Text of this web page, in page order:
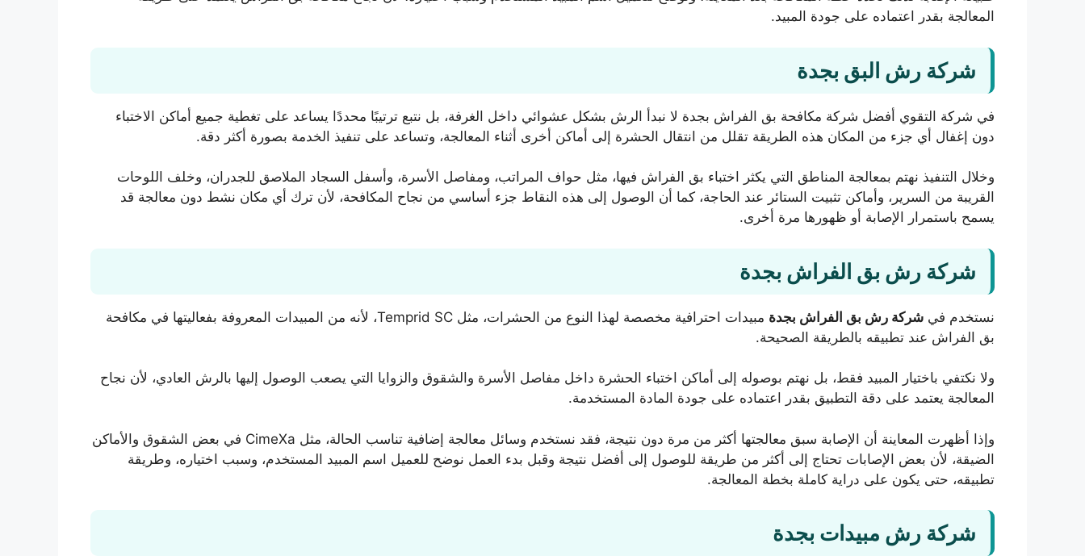
المعالجة بقدر اعتماده على جودة المبيد.
شركة رش البق بجدة
في شركة التقوي أفضل شركة مكافحة بق الفراش بجدة لا نبدأ الرش بشكل عشوائي داخل الغرفة، بل نتبع ترتيبًا محددًا يساعد على تغطية جميع أماكن الاختباء
دون إغفال أي جزء من المكان هذه الطريقة تقلل من انتقال الحشرة إلى أماكن أخرى أثناء المعالجة، وتساعد على تنفيذ الخدمة بصورة أكثر دقة.
وخلال التنفيذ نهتم بمعالجة المناطق التي يكثر اختباء بق الفراش فيها، مثل حواف المراتب، ومفاصل الأسرة، وأسفل السجاد الملاصق للجدران، وخلف اللوحات
القريبة من السرير، وأماكن تثبيت الستائر عند الحاجة، كما أن الوصول إلى هذه النقاط جزء أساسي من نجاح المكافحة، لأن ترك أي مكان نشط دون معالجة قد
يسمح باستمرار الإصابة أو ظهورها مرة أخرى.
شركة رش بق الفراش بجدة
نستخدم في شركة رش بق الفراش بجدة
مبيدات احترافية مخصصة لهذا النوع من الحشرات، مثل Temprid SC، لأنه من المبيدات المعروفة بفعاليتها في مكافحة
بق الفراش عند تطبيقه بالطريقة الصحيحة.
ولا نكتفي باختيار المبيد فقط، بل نهتم بوصوله إلى أماكن اختباء الحشرة داخل مفاصل الأسرة والشقوق والزوايا التي يصعب الوصول إليها بالرش العادي، لأن نجاح
المعالجة يعتمد على دقة التطبيق بقدر اعتماده على جودة المادة المستخدمة.
وإذا أظهرت المعاينة أن الإصابة سبق معالجتها أكثر من مرة دون نتيجة، فقد نستخدم وسائل معالجة إضافية تناسب الحالة، مثل CimeXa في بعض الشقوق والأماكن
الضيقة، لأن بعض الإصابات تحتاج إلى أكثر من طريقة للوصول إلى أفضل نتيجة وقبل بدء العمل نوضح للعميل اسم المبيد المستخدم، وسبب اختياره، وطريقة
تطبيقه، حتى يكون على دراية كاملة بخطة المعالجة.
شركة رش مبيدات بجدة